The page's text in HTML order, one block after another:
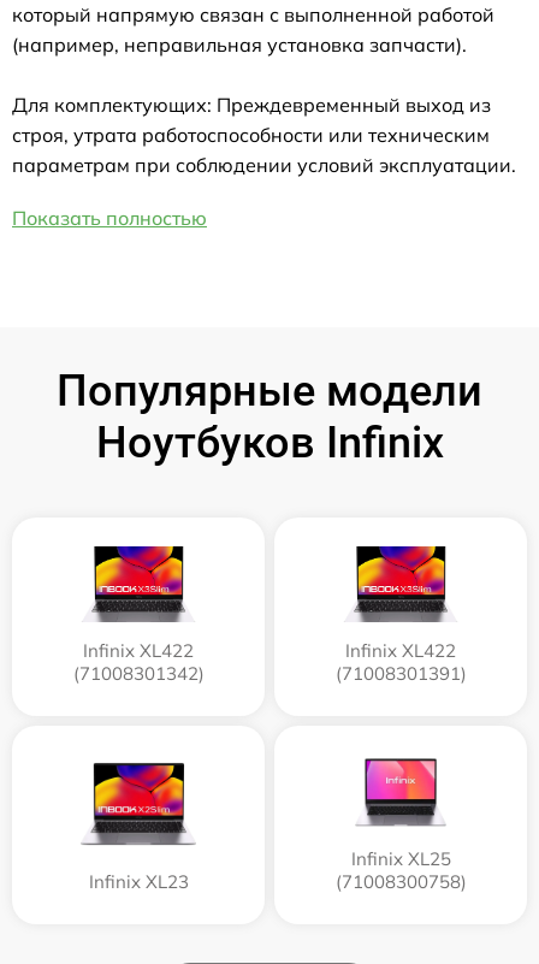
который напрямую связан с выполненной работой
(например, неправильная установка запчасти).
Для комплектующих: Преждевременный выход из
строя, утрата работоспособности или техническим
параметрам при соблюдении условий эксплуатации.
Показать полностью
Популярные модели
Ноутбуков Infinix
Infinix XL422
(71008301342)
Infinix XL422
(71008301391)
Infinix XL23
Infinix XL25
(71008300758)